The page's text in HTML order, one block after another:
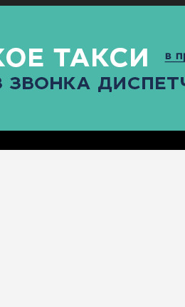
СПОРТ КУЛЬТУРАПОСЕЛЕНИЯ ГЛАВНАЯ